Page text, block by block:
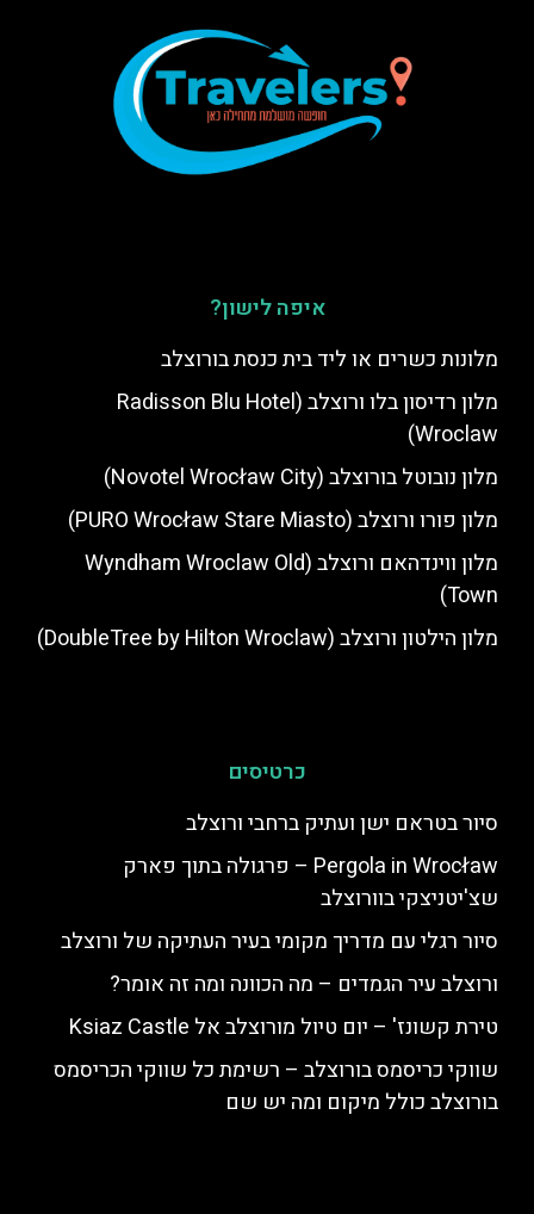
איפה לישון?
מלונות כשרים או ליד בית כנסת בורוצלב
מלון רדיסון בלו ורוצלב (Radisson Blu Hotel
Wroclaw)
מלון נובוטל בורוצלב (Novotel Wrocław City)
מלון פורו ורוצלב (PURO Wrocław Stare Miasto)
מלון ווינדהאם ורוצלב (Wyndham Wroclaw Old
Town)
מלון הילטון ורוצלב (DoubleTree by Hilton Wroclaw)
כרטיסים
סיור בטראם ישן ועתיק ברחבי ורוצלב
Pergola in Wrocław – פרגולה בתוך פארק
שצ'יטניצקי בוורוצלב
סיור רגלי עם מדריך מקומי בעיר העתיקה של ורוצלב
ורוצלב עיר הגמדים – מה הכוונה ומה זה אומר?
טירת קשונז' – יום טיול מורוצלב אל Ksiaz Castle
שווקי כריסמס בורוצלב – רשימת כל שווקי הכריסמס
בורוצלב כולל מיקום ומה יש שם